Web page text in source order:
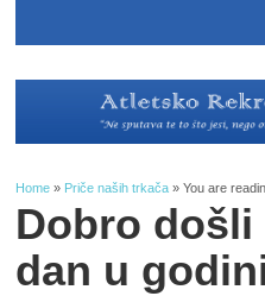
Home » Priče naših trkača » You are
Dobro došli
dan u